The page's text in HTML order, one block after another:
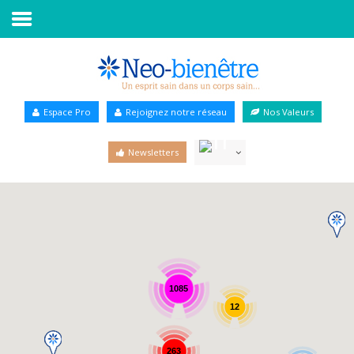
Annuaire Bien-être
Espace Pro Rejoignez notre réseau Nos Valeurs
Newsletters
1085
263
12